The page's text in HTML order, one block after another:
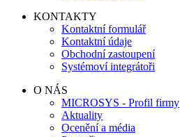
KONTAKTY
Kontaktní formulář
Kontaktní údaje
Obchodní zastoupení
Systémoví integrátoři
O NÁS
MICROSYS - Profil firmy
Aktuality
Ocenění a média